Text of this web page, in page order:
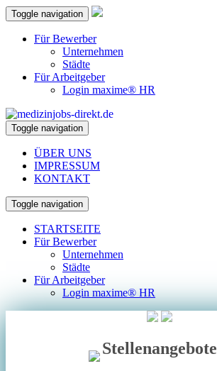
Toggle navigation
Für Bewerber
Unternehmen
Städte
Für Arbeitgeber
Login maxime® HR
Toggle navigation
ÜBER UNS
IMPRESSUM
KONTAKT
Toggle navigation
STARTSEITE
Für Bewerber
Unternehmen
Städte
Für Arbeitgeber
Login maxime® HR
Stellenangebote